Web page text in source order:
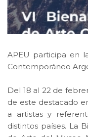
APEU participa en
Contemporáneo
Del 18 al 22 de
de este destacado
a artistas y
distintos países. La